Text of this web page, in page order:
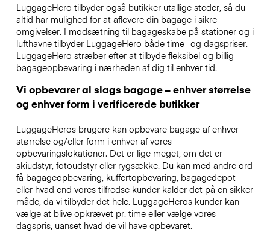
LuggageHero tilbyder også butikker utallige steder, så du
altid har mulighed for at aflevere din bagage i sikre
omgivelser. I modsætning til bagageskabe på stationer og i
lufthavne tilbyder LuggageHero både time- og dagspriser.
LuggageHero stræber efter at tilbyde fleksibel og billig
bagageopbevaring i nærheden af dig til enhver tid.
Vi opbevarer al slags bagage – enhver størrelse
og enhver form i verificerede butikker
LuggageHeros brugere kan opbevare bagage af enhver
størrelse og/eller form i enhver af vores
opbevaringslokationer. Det er lige meget, om det er
skiudstyr, fotoudstyr eller rygsække. Du kan med andre ord
få bagageopbevaring, kuffertopbevaring, bagagedepot
eller hvad end vores tilfredse kunder kalder det på en sikker
måde, da vi tilbyder det hele. LuggageHeros kunder kan
vælge at blive opkrævet pr. time eller vælge vores
dagspris, uanset hvad de vil have opbevaret.